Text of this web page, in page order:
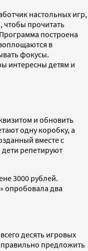
настольных игр,
чтобы прочитать
построена
в
фокусы.
интересны детям и
и обновить
одну коробку, а
вместе с
репетируют
3000 рублей.
опробовала два
десять игровых
правильно предложить